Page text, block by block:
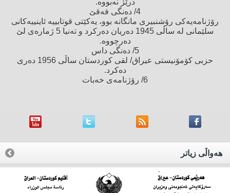
4/ دەنگی فەقێ‌
رۆژنامەیەكی رۆشنبیری مانگانە بوو، یەكێتی قوتابییە ئاینییەكانی
سلێمانی لە ساڵی 1945 دەریان دەركرد و تەنیا 5 ژمارەی لێ‌
دەرچووە.
5/ دەنگی داس
حزبی كۆمۆنیستی عیراق/ لقی كوردستان ساڵی 1956 دەری
دەكرد.
6/ رۆژنامەی خەبات
هه‌واڵی زیاتر